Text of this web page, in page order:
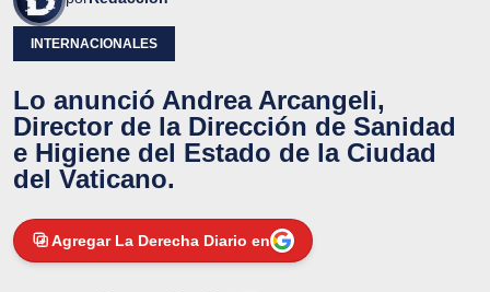
INTERNACIONALES
Lo anunció Andrea Arcangeli,
Director de la Dirección de Sanidad
e Higiene del Estado de la Ciudad
del Vaticano.
Agregar La Derecha Diario en